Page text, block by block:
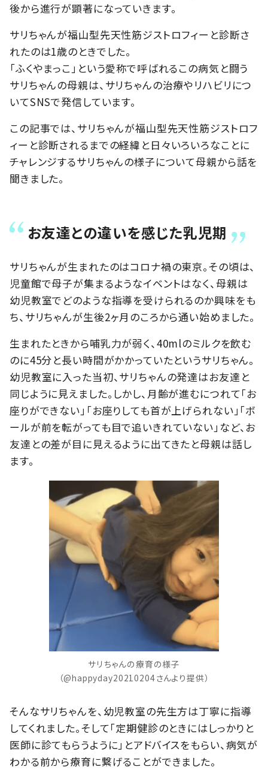
後から進行が顕著になっていきます。
サリちゃんが福山型先天性筋ジストロフィーと診断さ
れたのは1歳のときでした。
「ふくやまっこ」という愛称で呼ばれるこの病気と闘う
サリちゃんの母親は、サリちゃんの治療やリハビリにつ
いてSNSで発信しています。
この記事では、サリちゃんが福山型先天性筋ジストロフ
ィーと診断されるまでの経緯と日々いろいろなことに
チャレンジするサリちゃんの様子について母親から話を
聞きました。
お友達との違いを感じた乳児期
サリちゃんが生まれたのはコロナ禍の東京。その頃は、
児童館で母子が集まるようなイベントはなく、母親は
幼児教室でどのような指導を受けられるのか興味をも
ち、サリちゃんが生後2ヶ月のころから通い始めました。
生まれたときから哺乳力が弱く、40mlのミルクを飲む
のに45分と長い時間がかかっていたというサリちゃん。
幼児教室に入った当初、サリちゃんの発達はお友達と
同じように見えました。しかし、月齢が進むにつれて「お
座りができない」「お座りしても首が上げられない」「ボ
ールが前を転がっても目で追いきれていない」など、お
友達との差が目に見えるように出てきたと母親は話し
ます。
サリちゃんの療育の様子
（@happyday20210204さんより提供）
そんなサリちゃんを、幼児教室の先生方は丁寧に指導
してくれました。そして「定期健診のときにはしっかりと
医師に診てもらうように」とアドバイスをもらい、病気が
わかる前から療育に繋げることができました。